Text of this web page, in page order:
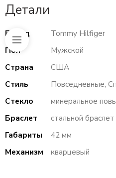
Детали
Бренд
Tommy Hilfiger
Пол
Мужской
Страна
США
Стиль
Повседневные,
Стекло
минеральное
Браслет
стальной браслет
Габариты
42 мм
Механизм
кварцевый